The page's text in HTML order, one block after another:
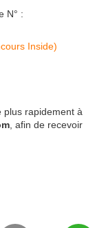
N° :
plus rapidement à
, afin de recevoir